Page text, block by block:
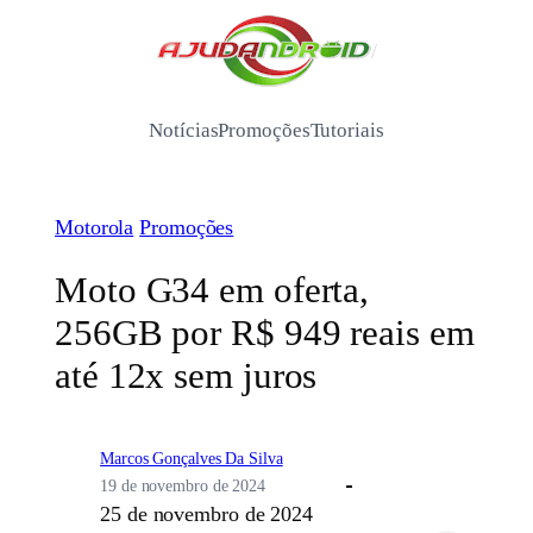
/
NotíciasPromoçõesTutoriais
Motorola Promoções
Moto G34 em oferta,
256GB por R$ 949 reais em
até 12x sem juros
Marcos Gonçalves Da Silva
19 de novembro de 2024
25 de novembro de 2024